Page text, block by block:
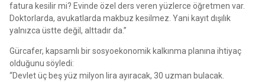
fatura kesilir mi? Evinde özel ders veren yüzlerce öğretmen var.
Doktorlarda, avukatlarda makbuz kesilmez. Yani kayıt dışılık
yalnızca üstte değil, alttadır da.”
Gürcafer, kapsamlı bir sosyoekonomik kalkınma planına ihtiyaç
olduğunu söyledi:
“Devlet üç beş yüz milyon lira ayıracak, 30 uzman bulacak.